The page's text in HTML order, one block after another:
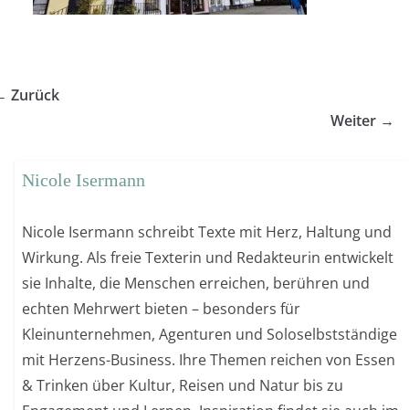
Zurück
Weiter →
Nicole Isermann
Nicole Isermann schreibt Texte mit Herz, Haltung und
Wirkung. Als freie Texterin und Redakteurin entwickelt
sie Inhalte, die Menschen erreichen, berühren und
echten Mehrwert bieten – besonders für
Kleinunternehmen, Agenturen und Soloselbstständige
mit Herzens-Business. Ihre Themen reichen von Essen
& Trinken über Kultur, Reisen und Natur bis zu